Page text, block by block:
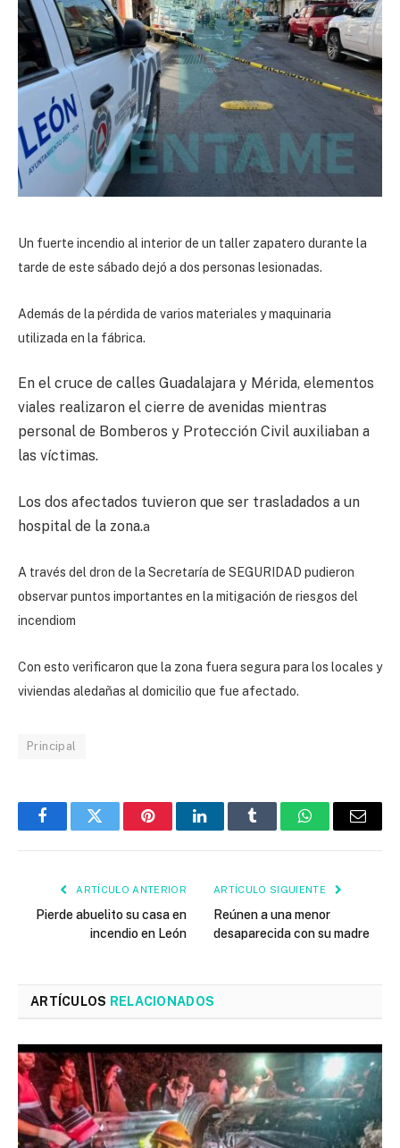
Un fuerte incendio al interior de un taller zapatero durante la
tarde de este sábado dejó a dos personas lesionadas.
Además de la pérdida de varios materiales y maquinaria
utilizada en la fábrica.
En el cruce de calles Guadalajara y Mérida, elementos
viales realizaron el cierre de avenidas mientras
personal de Bomberos y Protección Civil auxiliaban a
las víctimas.
Los dos afectados tuvieron que ser trasladados a un
hospital de la zona.a
A través del dron de la Secretaría de SEGURIDAD pudieron
observar puntos importantes en la mitigación de riesgos del
incendiom
Con esto verificaron que la zona fuera segura para los locales y
viviendas aledañas al domicilio que fue afectado.
Principal
FacebookTwitter PinterestLinkedInTumblr WhatsAppEmail
ARTÍCULO ANTERIOR
Pierde abuelito su casa en
incendio en León
ARTÍCULO SIGUIENTE
Reúnen a una menor
desaparecida con su madre
ARTÍCULOS RELACIONADOS